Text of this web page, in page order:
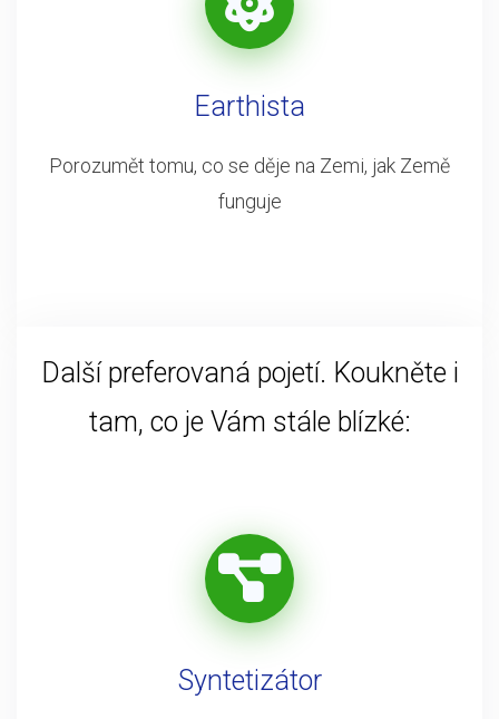
Earthista
Porozumět tomu, co se děje na Zemi, jak Země
funguje
Další preferovaná pojetí. Koukněte i
tam, co je Vám stále blízké:
Syntetizátor